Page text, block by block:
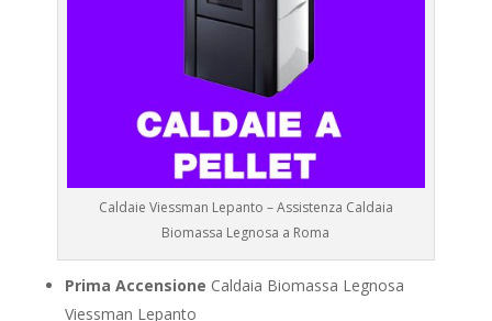
Caldaie Viessman Lepanto – Assistenza Caldaia
Biomassa Legnosa a Roma
Prima Accensione Caldaia Biomassa Legnosa
Viessman Lepanto